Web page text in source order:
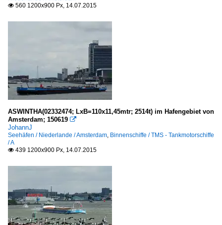
 560 1200x900 Px, 14.07.2015
ASWINTHA(02332474; LxB=110x11,45mtr; 2514t) im Hafengebiet von
Amsterdam; 150619 
JohannJ
Seehäfen / Niederlande / Amsterdam, Binnenschiffe / TMS - Tankmotorschiffe
/ A
 439 1200x900 Px, 14.07.2015